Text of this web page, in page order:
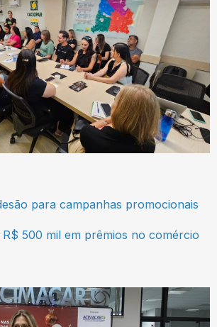
para campanhas promocionais
500 mil em prêmios no comércio